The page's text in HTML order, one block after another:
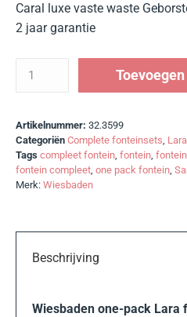
Caral luxe vaste waste
2 jaar garantie
Artikelnummer: 32.3599
Categoriën Complete fonteinsets, Lara
Tags compleet fontein, fontein,
fontein compleet, one pack fontein,
Merk: Wiesbaden
Beschrijving
Wiesbaden one-pack Lara